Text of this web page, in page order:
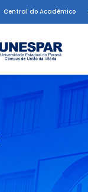
Central do Acadêmico